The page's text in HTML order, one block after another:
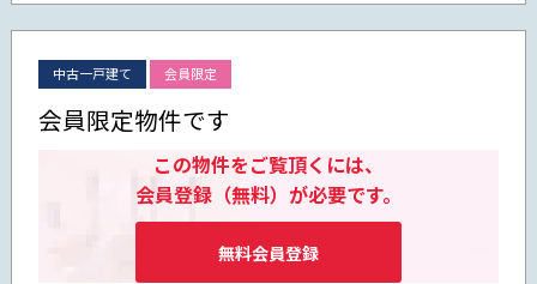
中古一戸建て 会員限定
会員限定物件です
この物件をご覧頂くには、
会員登録（無料）が必要です。
無料会員登録